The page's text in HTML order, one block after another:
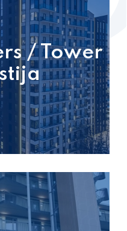
/ Tower